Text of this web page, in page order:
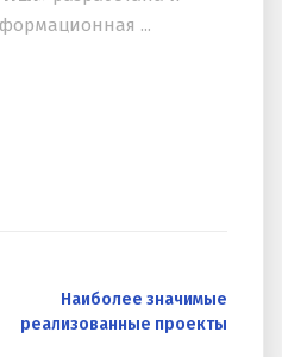
...
Наиболее значимые
реализованные проекты